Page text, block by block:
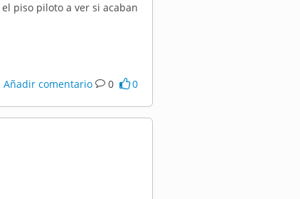
piso piloto a ver si acaban
Añadir comentario 0 0